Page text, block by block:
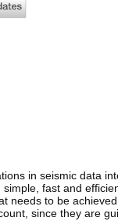
in seismic data
fast and
needs to be
since they are